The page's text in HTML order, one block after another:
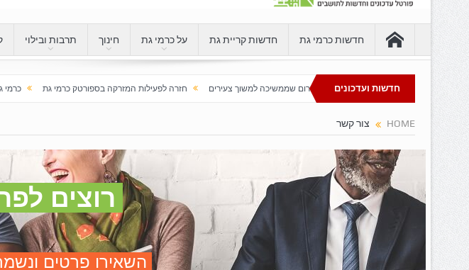
חדשות כרמי גת חדשות קריית גת על כרמי גת חינוך תרבות ובילוי
חדשות ועדכונים
כרמי גת: שכונה מתפתחת בדרום שממשיכה למשוך צעירים חזרה לפעילות המזרקה בספורטק כרמי גת כרמי גת
המזרקה בספורטק כרמי גת
HOME צור קשר
רוצים
השאירו פרטים